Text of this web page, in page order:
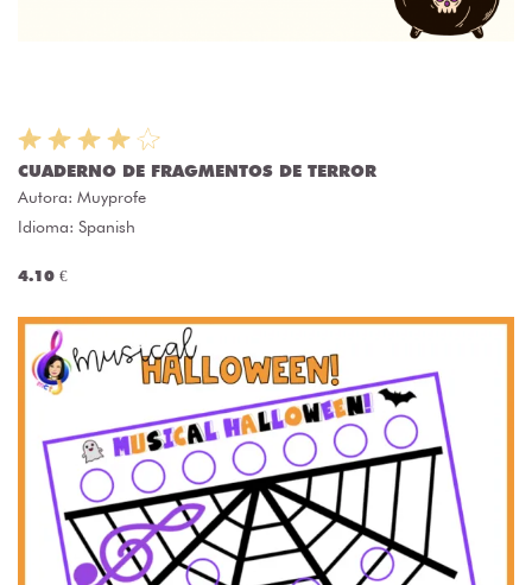
CUADERNO DE FRAGMENTOS DE TERROR
Autora: Muyprofe
Idioma: Spanish
4.10 €